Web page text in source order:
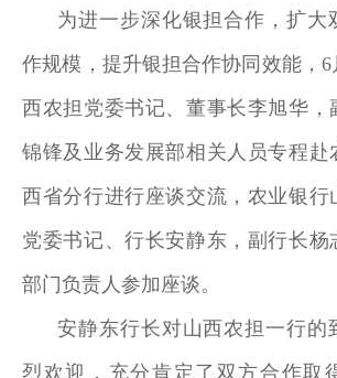
为进一步深化银担合作，扩大
作规模，提升银担合作协同效能，6
西农担党委书记、董事长李旭华，
锦锋及业务发展部相关人员专程赴
西省分行进行座谈交流，农业银行
党委书记、行长安静东，副行长杨
部门负责人参加座谈。
安静东行长对山西农担一行的
烈欢迎，充分肯定了双方合作取